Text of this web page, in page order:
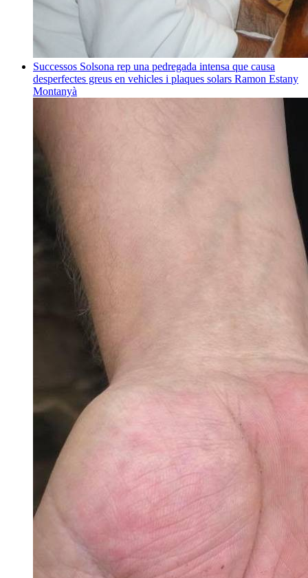
Successos Solsona rep una pedregada intensa que causa
desperfectes greus en vehicles i plaques solars Ramon Estany
Montanyà